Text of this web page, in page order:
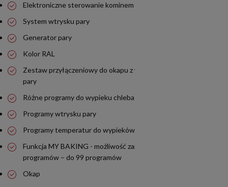
Elektroniczne sterowanie kominem do odpływu pary
System wtrysku pary
Generator pary
Kolor RAL
Zestaw przyłączeniowy do okapu z wentylatorem do wyciągu
pary
Różne programy do wypieku chleba i pizzy
Programy wtrysku pary
Programy temperatur do wypieków piekarniczych
Funkcja MY BAKING - możliwość zapisywania swoich
programów – do 99 programów
Okap